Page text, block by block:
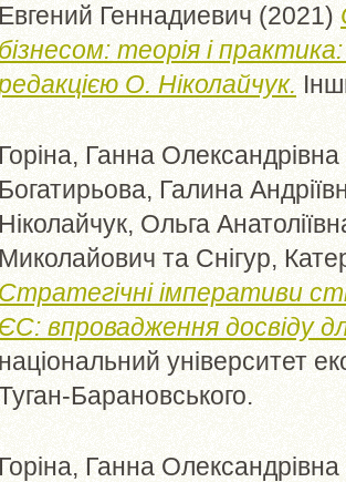
Евгений Геннадиевич (2021)
бізнесом: теорія і
О. Ніколайчук.
Горіна, Ганна Олександрівна
Богатирьова, Галина
Ніколайчук, Ольга
Миколайович та Снігур,
Стратегічні імперативи
ЄС: впровадження досвіду
національний університет
Барановського.
Горіна, Ганна Олександрівна